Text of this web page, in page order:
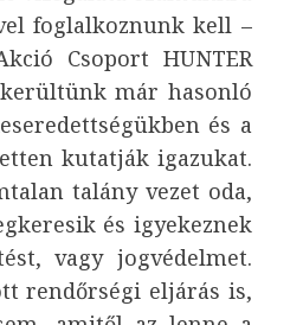
foglalkoznunk kell –
Csoport HUNTER
kerültünk már hasonló
és a
kutatják igazukat.
talány vezet oda,
és igyekeznek
vagy jogvédelmet.
rendőrségi eljárás is,